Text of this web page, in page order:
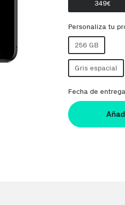
349€
Personaliza tu
256 GB
Gris espacial
Fecha de